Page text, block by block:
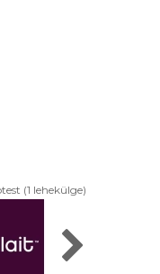
(1 lehekülge)